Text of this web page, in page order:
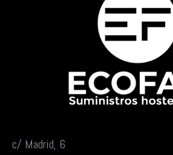
c/ Madrid, 6